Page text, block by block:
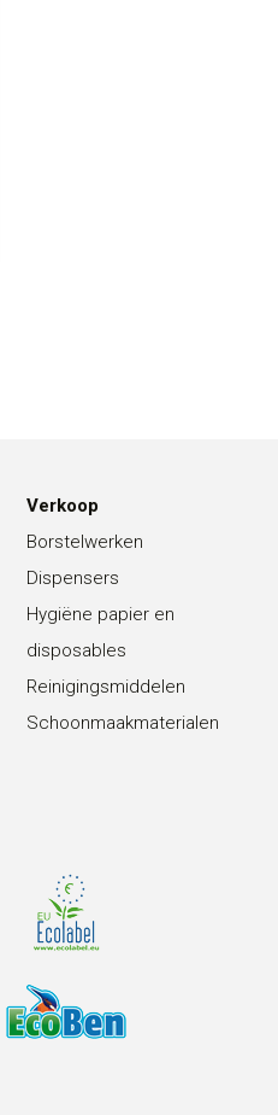
Verkoop
Borstelwerken
Dispensers
Hygiëne papier en
disposables
Reinigingsmiddelen
Schoonmaakmaterialen